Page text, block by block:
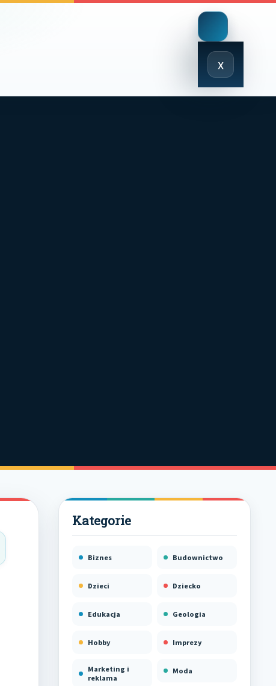
x
Close
Menu
Biznes Budownictwo
Dzieci Dziecko
Edukacja Geologia
Hobby Imprezy
Marketing i
reklama
Moda